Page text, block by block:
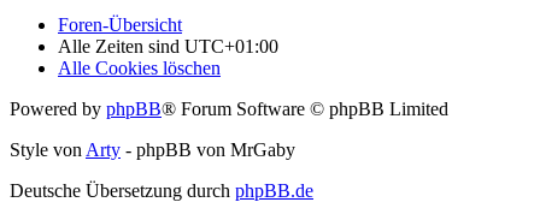
Foren-Übersicht
Alle Zeiten sind UTC+01:00
Alle Cookies löschen
Powered by phpBB® Forum Software © phpBB Limited
Style von Arty - phpBB von MrGaby
Deutsche Übersetzung durch phpBB.de